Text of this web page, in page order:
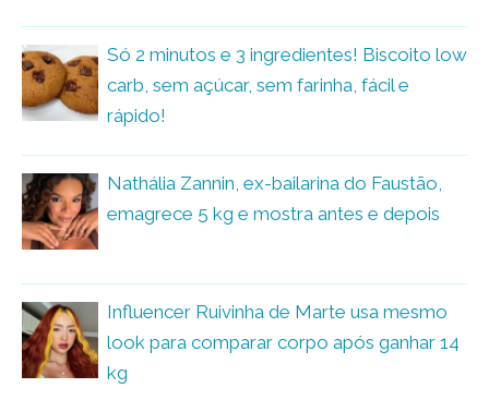
Só 2 minutos e 3 ingredientes! Biscoito low
carb, sem açúcar, sem farinha, fácil e
rápido!
Nathália Zannin, ex-bailarina do Faustão,
emagrece 5 kg e mostra antes e depois
Influencer Ruivinha de Marte usa mesmo
look para comparar corpo após ganhar 14
kg